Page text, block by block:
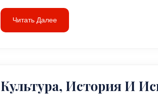
Читать Далее
Культура, История И